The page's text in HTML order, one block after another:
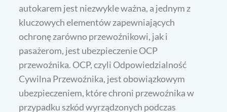
autokarem jest niezwykle ważna, a jednym z
kluczowych elementów zapewniających
ochronę zarówno przewoźnikowi, jak i
pasażerom, jest ubezpieczenie OCP
przewoźnika. OCP, czyli Odpowiedzialność
Cywilna Przewoźnika, jest obowiązkowym
ubezpieczeniem, które chroni przewoźnika w
przypadku szkód wyrządzonych podczas